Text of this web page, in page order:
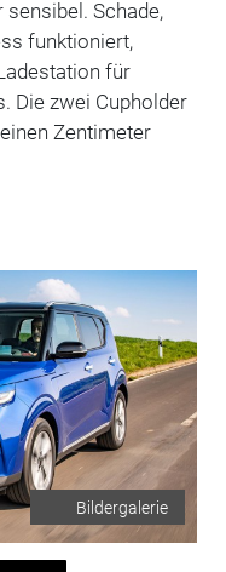
Schade,
funktioniert,
für
Die zwei Cupholder
Zentimeter
Bildergalerie